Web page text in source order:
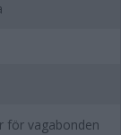
för vagabonden